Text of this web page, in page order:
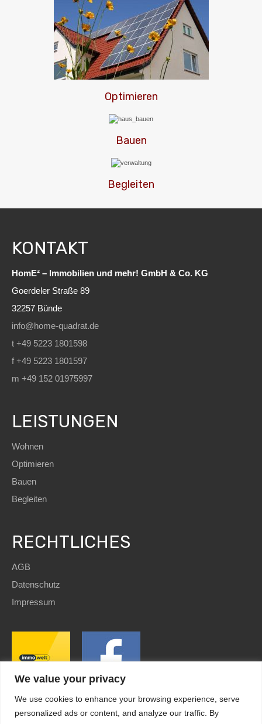
We value your privacy
We use cookies to enhance your browsing experience, serve
personalized ads or content, and analyze our traffic. By
Optimieren
Bauen
Begleiten
KONTAKT
HomE² – Immobilien und mehr! GmbH & Co. KG
Goerdeler Straße 89
32257 Bünde
info@home-quadrat.de
t +49 5223 1801598
f +49 5223 1801597
m +49 152 01975997
LEISTUNGEN
Wohnen
Optimieren
Bauen
Begleiten
RECHTLICHES
AGB
Datenschutz
Impressum